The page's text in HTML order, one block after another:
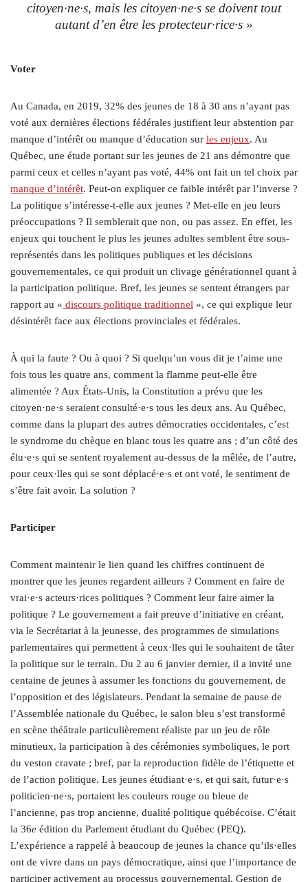
citoyen·ne·s, mais les citoyen·ne·s se doivent tout
autant d’en être les protecteur·rice·s »
Voter
Au Canada, en 2019, 32% des jeunes de 18 à 30 ans n’ayant pas
voté aux dernières élections fédérales justifient leur abstention par
manque d’intérêt ou manque d’éducation sur les enjeux. Au
Québec, une étude portant sur les jeunes de 21 ans démontre que
parmi ceux et celles n’ayant pas voté, 44% ont fait un tel choix par
manque d’intérêt. Peut-on expliquer ce faible intérêt par l’inverse ?
La politique s’intéresse-t-elle aux jeunes ? Met-elle en jeu leurs
préoccupations ? Il semblerait que non, ou pas assez. En effet, les
enjeux qui touchent le plus les jeunes adultes semblent être sous-
représentés dans les politiques publiques et les décisions
gouvernementales, ce qui produit un clivage générationnel quant à
la participation politique. Bref, les jeunes se sentent étrangers par
rapport au « discours politique traditionnel », ce qui explique leur
désintérêt face aux élections provinciales et fédérales.
À qui la faute ? Ou à quoi ? Si quelqu’un vous dit je t’aime une
fois tous les quatre ans, comment la flamme peut-elle être
alimentée ? Aux États-Unis, la Constitution a prévu que les
citoyen·ne·s seraient consulté·e·s tous les deux ans. Au Québec,
comme dans la plupart des autres démocraties occidentales, c’est
le syndrome du chèque en blanc tous les quatre ans ; d’un côté des
élu·e·s qui se sentent royalement au-dessus de la mêlée, de l’autre,
pour ceux·lles qui se sont déplacé·e·s et ont voté, le sentiment de
s’être fait avoir. La solution ?
Participer
Comment maintenir le lien quand les chiffres continuent de
montrer que les jeunes regardent ailleurs ? Comment en faire de
vrai·e·s acteurs·rices politiques ? Comment leur faire aimer la
politique ? Le gouvernement a fait preuve d’initiative en créant,
via le Secrétariat à la jeunesse, des programmes de simulations
parlementaires qui permettent à ceux·lles qui le souhaitent de tâter
la politique sur le terrain. Du 2 au 6 janvier dernier, il a invité une
centaine de jeunes à assumer les fonctions du gouvernement, de
l’opposition et des législateurs. Pendant la semaine de pause de
l’Assemblée nationale du Québec, le salon bleu s’est transformé
en scène théâtrale particulièrement réaliste par un jeu de rôle
minutieux, la participation à des cérémonies symboliques, le port
du veston cravate ; bref, par la reproduction fidèle de l’étiquette et
de l’action politique. Les jeunes étudiant·e·s, et qui sait, futur·e·s
politicien·ne·s, portaient les couleurs rouge ou bleue de
l’ancienne, pas trop ancienne, dualité politique québécoise. C’était
la 36e édition du Parlement étudiant du Québec (PEQ).
L’expérience a rappelé à beaucoup de jeunes la chance qu’ils·elles
ont de vivre dans un pays démocratique, ainsi que l’importance de
participer activement au processus gouvernemental. Gestion de